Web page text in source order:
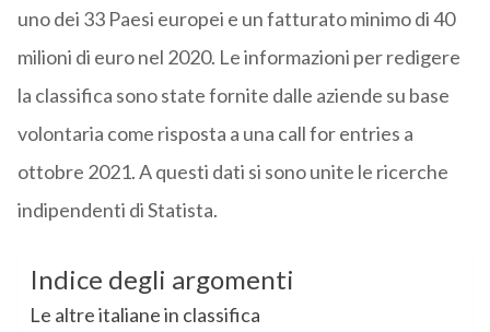
uno dei 33 Paesi europei e un fatturato minimo di 40
milioni di euro nel 2020. Le informazioni per redigere
la classifica sono state fornite dalle aziende su base
volontaria come risposta a una call for entries a
ottobre 2021. A questi dati si sono unite le ricerche
indipendenti di Statista.
Indice degli argomenti
Le altre italiane in classifica